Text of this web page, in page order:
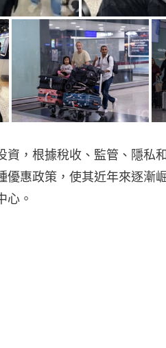
資，根據稅收、監管、隱私
優惠政策，使其近年來逐漸
心。